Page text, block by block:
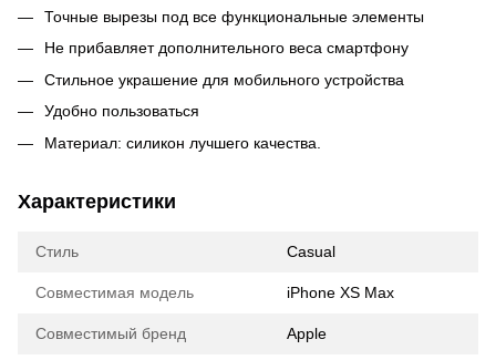
Точные вырезы под все функциональные элементы
Не прибавляет дополнительного веса смартфону
Стильное украшение для мобильного устройства
Удобно пользоваться
Материал: силикон лучшего качества.
Характеристики
Стиль Casual
Совместимая модель iPhone XS Max
Совместимый бренд Apple